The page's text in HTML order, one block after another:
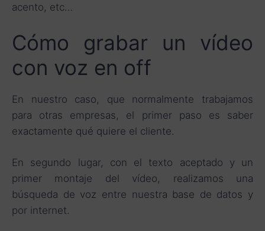
acento, etc…
Cómo grabar un vídeo
con voz en off
En nuestro caso, que normalmente trabajamos
para otras empresas, el primer paso es saber
exactamente qué quiere el cliente.
En segundo lugar, con el texto aceptado y un
primer montaje del vídeo, realizamos una
búsqueda de voz entre nuestra base de datos y
por internet.